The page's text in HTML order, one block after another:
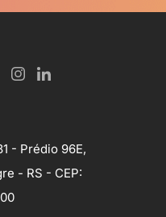
- Prédio 96E,
- RS - CEP: